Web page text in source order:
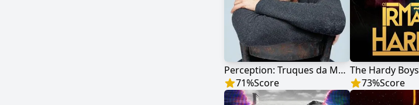
Perception: Truques da Mente
71%Score
The Hardy Boys
73%Score